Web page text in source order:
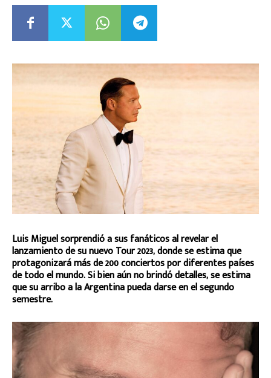
Luis Miguel sorprendió a sus fanáticos al revelar el
lanzamiento de su nuevo Tour 2023, donde se estima que
protagonizará más de 200 conciertos por diferentes países
de todo el mundo. Si bien aún no brindó detalles, se estima
que su arribo a la Argentina pueda darse en el segundo
semestre.